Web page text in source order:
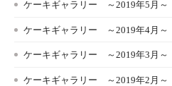
ケーキギャラリー ～2019年5月～
ケーキギャラリー ～2019年4月～
ケーキギャラリー ～2019年3月～
ケーキギャラリー ～2019年2月～